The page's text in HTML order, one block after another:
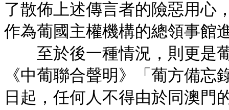
了散佈上述傳言者的險惡用心
作為葡國主權機構的總領事館
至於後一種情況，則更是葡
《中葡聯合聲明》「葡方備
日起，任何人不得由於同澳門